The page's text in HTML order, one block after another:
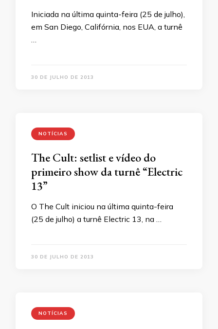
Iniciada na última quinta-feira (25 de julho),
em San Diego, Califórnia, nos EUA, a turnê
…
30 DE JULHO DE 2013
NOTÍCIAS
The Cult: setlist e vídeo do
primeiro show da turnê “Electric
13”
O The Cult iniciou na última quinta-feira
(25 de julho) a turnê Electric 13, na …
30 DE JULHO DE 2013
NOTÍCIAS